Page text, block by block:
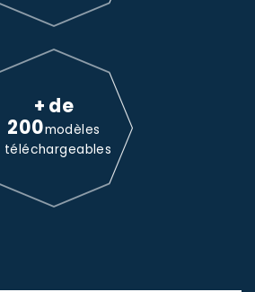
+ de
200modèles
téléchargeables